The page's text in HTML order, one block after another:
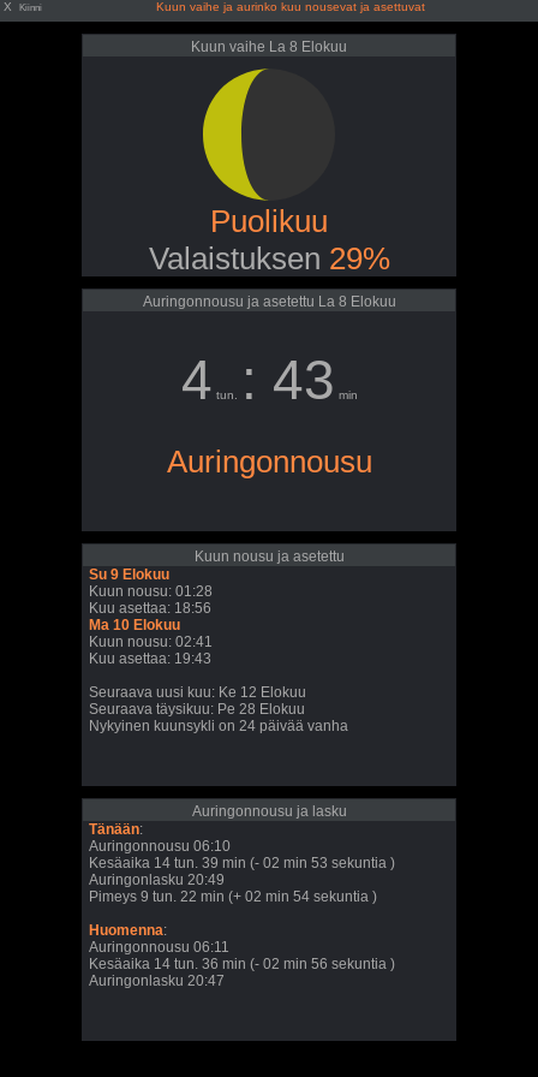
X Kiinni Kuun vaihe ja aurinko kuu nousevat ja asettuvat
Kuun vaihe La 8 Elokuu
Puolikuu
Valaistuksen 29%
Auringonnousu ja asetettu La 8 Elokuu
4 tun. : 43 min
Auringonnousu
Kuun nousu ja asetettu
Su 9 Elokuu
Kuun nousu: 01:28
Kuu asettaa: 18:56
Ma 10 Elokuu
Kuun nousu: 02:41
Kuu asettaa: 19:43
Seuraava uusi kuu: Ke 12 Elokuu
Seuraava täysikuu: Pe 28 Elokuu
Nykyinen kuunsykli on 24 päivää vanha
Auringonnousu ja lasku
Tänään:
Auringonnousu 06:10
Kesäaika 14 tun. 39 min (- 02 min 53 sekuntia )
Auringonlasku 20:49
Pimeys 9 tun. 22 min (+ 02 min 54 sekuntia )
Huomenna:
Auringonnousu 06:11
Kesäaika 14 tun. 36 min (- 02 min 56 sekuntia )
Auringonlasku 20:47